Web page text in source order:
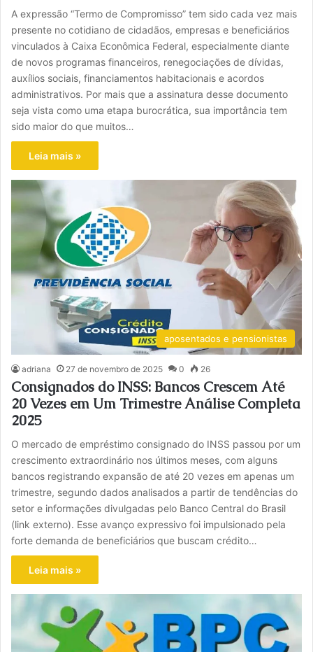
A expressão “Termo de Compromisso” tem sido cada vez mais
presente no cotidiano de cidadãos, empresas e beneficiários
vinculados à Caixa Econômica Federal, especialmente diante
de novos programas financeiros, renegociações de dívidas,
auxílios sociais, financiamentos habitacionais e acordos
administrativos. Por mais que a assinatura desse documento
seja vista como uma etapa burocrática, sua importância tem
sido maior do que muitos…
Leia mais »
aposentados e pensionistas
adriana 27 de novembro de 2025 0 26
Consignados do INSS: Bancos Crescem Até
20 Vezes em Um Trimestre Análise Completa
2025
O mercado de empréstimo consignado do INSS passou por um
crescimento extraordinário nos últimos meses, com alguns
bancos registrando expansão de até 20 vezes em apenas um
trimestre, segundo dados analisados a partir de tendências do
setor e informações divulgadas pelo Banco Central do Brasil
(link externo). Esse avanço expressivo foi impulsionado pela
forte demanda de beneficiários que buscam crédito…
Leia mais »